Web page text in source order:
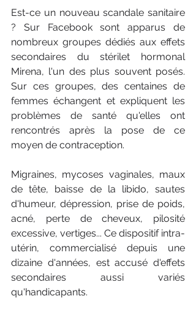
Est-ce un nouveau scandale sanitaire
? Sur Facebook sont apparus de
nombreux groupes dédiés aux effets
secondaires du stérilet hormonal
Mirena, l'un des plus souvent posés.
Sur ces groupes, des centaines de
femmes échangent et expliquent les
problèmes de santé qu'elles ont
rencontrés après la pose de ce
moyen de contraception.
Migraines, mycoses vaginales, maux
de tête, baisse de la libido, sautes
d'humeur, dépression, prise de poids,
acné, perte de cheveux, pilosité
excessive, vertiges... Ce dispositif intra-
utérin, commercialisé depuis une
dizaine d'années, est accusé d'effets
secondaires aussi variés
qu'handicapants.